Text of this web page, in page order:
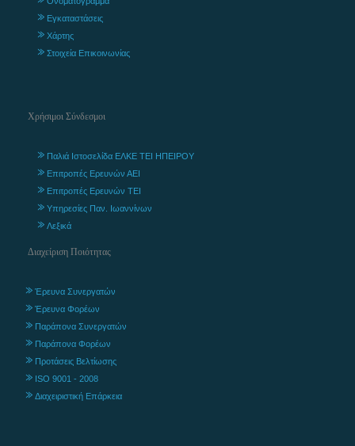
Εγκαταστάσεις
Χάρτης
Στοιχεία Επικοινωνίας
Χρήσιμοι Σύνδεσμοι
Παλιά Ιστοσελίδα ΕΛΚΕ ΤΕΙ ΗΠΕΙΡΟΥ
Επιτροπές Ερευνών ΑΕΙ
Επιτροπές Ερευνών ΤΕΙ
Υπηρεσίες Παν. Ιωαννίνων
Λεξικά
Διαχείριση Ποιότητας
Έρευνα Συνεργατών
Έρευνα Φορέων
Παράπονα Συνεργατών
Παράπονα Φορέων
Προτάσεις Βελτίωσης
ISO 9001 - 2008
Διαχειριστική Επάρκεια